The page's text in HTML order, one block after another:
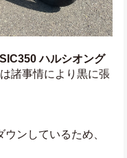
ハルシオング
諸事情により黒に張
ンしているため、